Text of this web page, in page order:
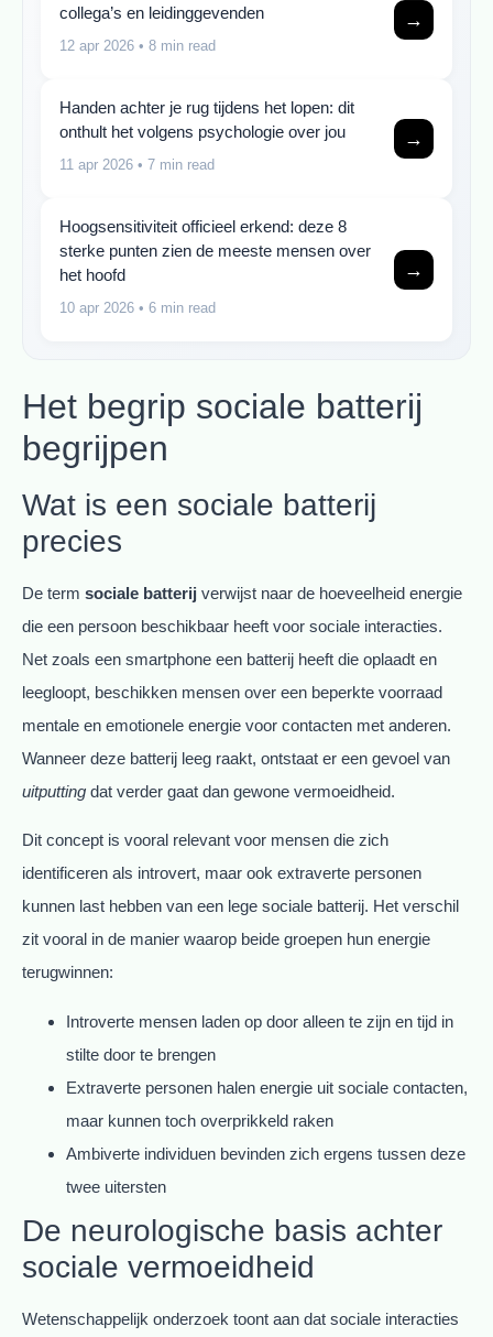
collega’s en leidinggevenden
12 apr 2026 • 8 min read
→
Handen achter je rug tijdens het lopen: dit
onthult het volgens psychologie over jou
11 apr 2026 • 7 min read
→
Hoogsensitiviteit officieel erkend: deze 8
sterke punten zien de meeste mensen over
het hoofd
10 apr 2026 • 6 min read
→
Het begrip sociale batterij
begrijpen
Wat is een sociale batterij
precies
De term sociale batterij verwijst naar de hoeveelheid energie
die een persoon beschikbaar heeft voor sociale interacties.
Net zoals een smartphone een batterij heeft die oplaadt en
leegloopt, beschikken mensen over een beperkte voorraad
mentale en emotionele energie voor contacten met anderen.
Wanneer deze batterij leeg raakt, ontstaat er een gevoel van
uitputting dat verder gaat dan gewone vermoeidheid.
Dit concept is vooral relevant voor mensen die zich
identificeren als introvert, maar ook extraverte personen
kunnen last hebben van een lege sociale batterij. Het verschil
zit vooral in de manier waarop beide groepen hun energie
terugwinnen:
Introverte mensen laden op door alleen te zijn en tijd in
stilte door te brengen
Extraverte personen halen energie uit sociale contacten,
maar kunnen toch overprikkeld raken
Ambiverte individuen bevinden zich ergens tussen deze
twee uitersten
De neurologische basis achter
sociale vermoeidheid
Wetenschappelijk onderzoek toont aan dat sociale interacties